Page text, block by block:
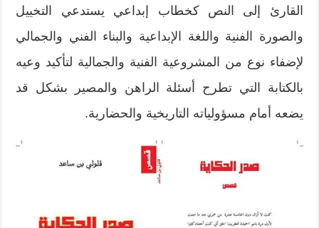
القارئ إلى النص كخطاب إبداعي يستدعي التخييل
والصورة الفنية واللغة الإبداعية والبناء الفني والجمالي
لإضفاء نوع من المشروعية الفنية والجمالية لتأكيد وعيه
بالكتابة التي تطرح أسئلة الراهن والمصير بشكل قد
يضعه أمام مسؤولياته التاريخية والحضارية.